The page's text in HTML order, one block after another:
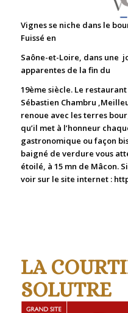
Vignesse niche dans le
Fuissé en
Saône-et-Loire, dansune
apparentes de la fin du
19ème siècle. Le
Sébastien Chambru
renoue avec les terres
qu’il met à l’honneur
gastronomique ou façon
baigné de verdure vous
étoilé, à 15 mn de Mâcon.
voir sur le site internet :
LA
SOLUTRE